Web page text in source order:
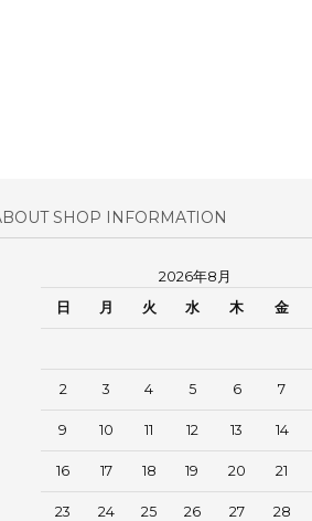
SHOP INFORMATION
2026年8月
日
月 火 水 木 金
2 3 4 5 6 7
9 10 11 12 13 14
16 17 18 19 20 21
23 24 25 26 27 28